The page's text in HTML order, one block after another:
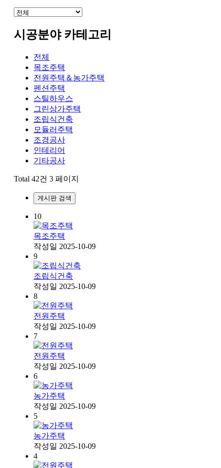
시공분야 카테고리
전체
목조주택
전원주택＆농가주택
펜션주택
스틸하우스
그린상가주택
조립식건축
모듈러주택
조경공사
인테리어
기타공사
Total 42건 3 페이지
게시판 검색
10
목조주택
작성일 2025-10-09
9
조립식건축
작성일 2025-10-09
8
전원주택
작성일 2025-10-09
7
전원주택
작성일 2025-10-09
6
농가주택
작성일 2025-10-09
5
농가주택
작성일 2025-10-09
4